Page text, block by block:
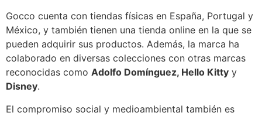
Gocco cuenta con tiendas físicas en España, Portugal y
México, y también tienen una tienda online en la que se
pueden adquirir sus productos. Además, la marca ha
colaborado en diversas colecciones con otras marcas
reconocidas como Adolfo Domínguez, Hello Kitty y
Disney.
El compromiso social y medioambiental también es